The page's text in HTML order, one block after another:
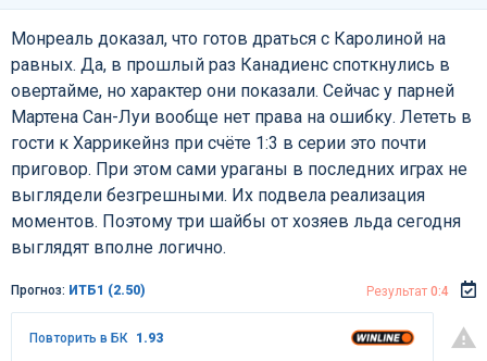
Монреаль доказал, что готов драться с Каролиной на
равных. Да, в прошлый раз Канадиенс споткнулись в
овертайме, но характер они показали. Сейчас у парней
Мартена Сан-Луи вообще нет права на ошибку. Лететь в
гости к Харрикейнз при счёте 1:3 в серии это почти
приговор. При этом сами ураганы в последних играх не
выглядели безгрешными. Их подвела реализация
моментов. Поэтому три шайбы от хозяев льда сегодня
выглядят вполне логично.
Прогноз: ИТБ1 (2.50) Результат 0:4
Повторить в БК 1.93